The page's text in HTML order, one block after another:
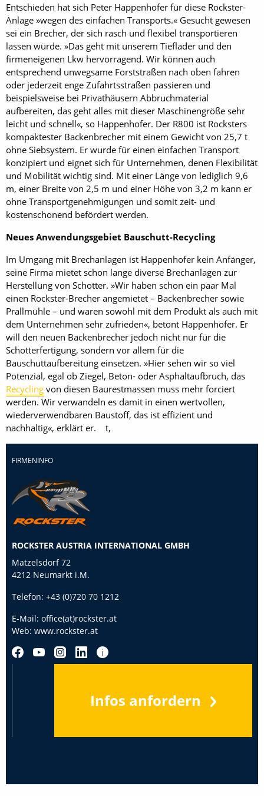
Entschieden hat sich Peter Happenhofer für diese Rockster-
Anlage »wegen des einfachen Transports.« Gesucht gewesen
sei ein Brecher, der sich rasch und flexibel transportieren
lassen würde. »Das geht mit unserem Tieflader und den
firmeneigenen Lkw hervorragend. Wir können auch
entsprechend unwegsame Forst­straßen nach oben fahren
oder jederzeit enge Zufahrtsstraßen passieren und
beispielsweise bei Privathäusern Abbruchmaterial
aufbereiten, das geht alles mit dieser Maschinengröße sehr
leicht und schnell«, so Happenhofer. Der R800 ist Rocksters
kompaktester Backenbrecher mit einem Gewicht von 25,7 t
ohne Siebsystem. Er wurde für einen einfachen Transport
konzipiert und eignet sich für Unternehmen, denen Flexibilität
und Mobilität wichtig sind. Mit einer Länge von lediglich 9,6
m, einer Breite von 2,5 m und einer Höhe von 3,2 m kann er
ohne Transportgenehmigungen und somit zeit- und
kostenschonend befördert werden.
Neues Anwendungsgebiet Bauschutt-Recycling
Im Umgang mit Brechanlagen ist Happenhofer kein Anfänger,
seine Firma mietet schon lange diverse Brechanlagen zur
Herstellung von Schotter. »Wir haben schon ein paar Mal
einen Rockster-Brecher angemietet – Backenbrecher sowie
Prallmühle – und waren sowohl mit dem Produkt als auch mit
dem Unternehmen sehr zufrieden«, betont Happenhofer. Er
will den neuen Backenbrecher jedoch nicht nur für die
Schotterfertigung, sondern vor allem für die
Bauschuttaufbereitung einsetzen. »Hier sehen wir so viel
Potenzial, egal ob Ziegel, Beton- oder Asphaltaufbruch, das
Recycling von diesen Baurestmassen muss mehr forciert
werden. Wir verwandeln es damit in einen wertvollen,
wiederverwendbaren Baustoff, das ist effizient und
nachhaltig«, erklärt er. t,
FIRMENINFO
ROCKSTER AUSTRIA INTERNATIONAL GMBH
Matzelsdorf 72
4212 Neumarkt i.M.
Telefon: +43 (0)720 70 1212
E-Mail: office(at)rockster.at
Web: www.rockster.at
Infos anfordern